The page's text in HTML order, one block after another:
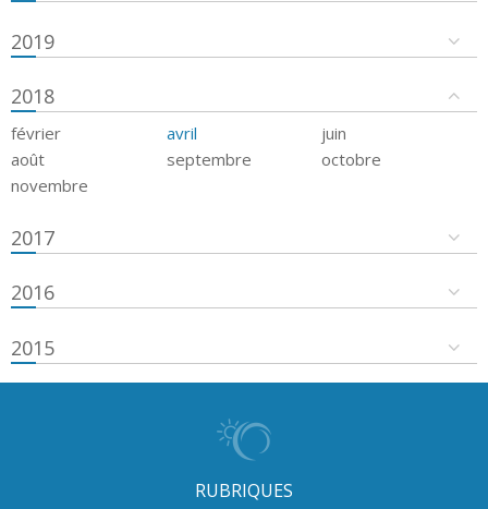
2019
2018
février avril
juin
août
septembre
octobre
novembre
2017
2016
2015
RUBRIQUES